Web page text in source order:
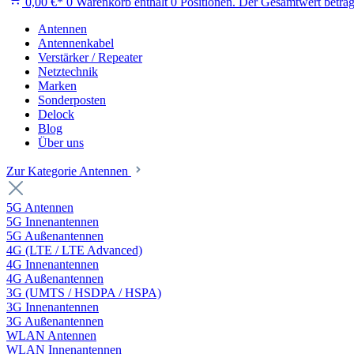
Antennen
Antennenkabel
Verstärker / Repeater
Netztechnik
Marken
Sonderposten
Delock
Blog
Über uns
Zur Kategorie Antennen
5G Antennen
5G Innenantennen
5G Außenantennen
4G (LTE / LTE Advanced)
4G Innenantennen
4G Außenantennen
3G (UMTS / HSDPA / HSPA)
3G Innenantennen
3G Außenantennen
WLAN Antennen
WLAN Innenantennen